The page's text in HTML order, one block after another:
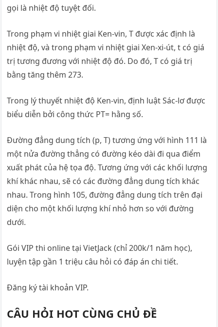
gọi là nhiệt độ tuyệt đối.
Trong phạm vi nhiệt giai Ken-vin, T được xác định là
nhiệt độ, và trong phạm vi nhiệt giai Xen-xi-út, t có giá
trị tương đương với nhiệt độ đó. Do đó, T có giá trị
bằng tăng thêm 273.
Trong lý thuyết nhiệt độ Ken-vin, định luật Sác-lơ được
biểu diễn bởi công thức PT= hằng số.
Đường đẳng dung tích (p, T) tương ứng với hình 111 là
một nửa đường thẳng có đường kéo dài đi qua điểm
xuất phát của hệ tọa độ. Tương ứng với các khối lượng
khí khác nhau, sẽ có các đường đẳng dung tích khác
nhau. Trong hình 105, đường đẳng dung tích trên đại
diện cho một khối lượng khí nhỏ hơn so với đường
dưới.
Gói VIP thi online tại VietJack (chỉ 200k/1 năm học),
luyện tập gần 1 triệu câu hỏi có đáp án chi tiết.
Đăng ký tài khoản VIP.
CÂU HỎI HOT CÙNG CHỦ ĐỀ